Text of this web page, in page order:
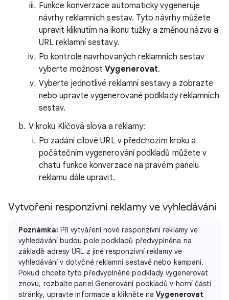
Funkce konverzace automaticky vygeneruje
návrhy reklamních sestav. Tyto návrhy můžete
upravit kliknutím na ikonu tužky a změnou názvu a
URL reklamní sestavy.
Po kontrole navrhovaných reklamních sestav
vyberte možnostVygenerovat.
Vyberte jednotlivé reklamní sestavy a zobrazte
nebo upravte vygenerované podklady reklamních
sestav.
V kroku Klíčová slova a reklamy:
Po zadání cílové URL v předchozím kroku a
počátečním vygenerování podkladů můžete v
chatu funkce konverzace na pravém panelu
reklamu dále upravit.
Vytvoření responzivní reklamy ve vyhledávání
Poznámka: Při vytváření nové responzivní reklamy ve
vyhledávání budou pole podkladů předvyplněna na
základě adresy URL z jiné responzivní reklamy ve
vyhledávání v dotyčné reklamní sestavě nebo kampani.
Pokud chcete tyto předvyplněné podklady vygenerovat
znovu, rozbalte panel Generování podkladů v horní části
stránky, upravte informace a klikněte naVygenerovat